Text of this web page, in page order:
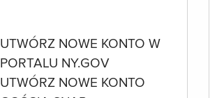
UTWÓRZ NOWE KONTO W
PORTALU NY.GOV
UTWÓRZ NOWE KONTO